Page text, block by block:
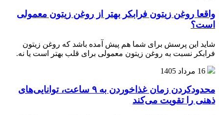
واقعا روغن زیتون فرابکر بهتر از روغن زیتون معمولی
است؟
شاید این پرسش برای شما هم پیش آمده باشد که روغن زیتون
فرابکر نسبت به روغن زیتون معمولی برای قلب بهتر است یا نه.
16 مرداد 1405
محدودکردن زمان غذاخوردن به ۹ ساعت، توانایی‌های
ذهنی را تقویت می‌کند